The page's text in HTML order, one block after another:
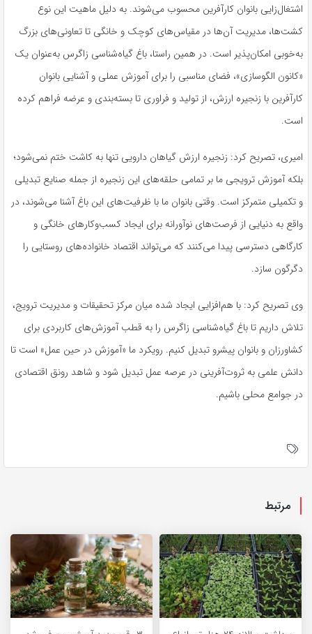
اشتغال‌زایی بانوان کارآفرین محسوب می‌شوند. به دلیل ماهیت این نوع
کشت‌ها، مدیریت آن‌ها در مقیاس‌های کوچک و خانگی تا تعاونی‌های بزرگ
به‌خوبی امکان‌پذیر است. در همین راستا، باغ گیاه‌شناسی زاگرس به‌عنوان یک
«کانون الگوسازی»، فضای مناسبی را برای آموزش عملی و آشنایی بانوان
کارآفرین با زنجیره ارزش، از تولید و فراوری تا بسته‌بندی و عرضه فراهم کرده
است.
امیری، تصریح کرد: زنجیره ارزش گیاهان دارویی تنها به کاشت ختم نمی‌شود؛
بلکه آموزش ترویجی ما بر تمامی حلقه‌های این زنجیره از جمله صنایع تبدیلی
و تکمیلی متمرکز است. وقتی بانوان ما با ظرفیت‌های این باغ آشنا می‌شوند، در
واقع به دنیایی از فرصت‌های نوآورانه برای ایجاد کسب‌وکارهای خانگی و
کارگاهی دسترسی پیدا می‌کنند که می‌تواند اقتصاد خانواده‌های روستایی را
دگرگون سازد.
وی تصریح کرد: با هم‌افزایی ایجاد شده میان مرکز تحقیقات و مدیریت ترویج،
تلاش داریم تا باغ گیاه‌شناسی زاگرس را به قطب آموزش‌های کاربردی برای
کشاورزان و بانوان پیشرو تبدیل کنیم. رویکرد ما «آموزش در حین عمل» است تا
دانش علمی به ثروت‌آفرینی در عرصه عمل تبدیل شود و شاهد رونق اقتصادی
در جوامع محلی باشیم.
مرتبط